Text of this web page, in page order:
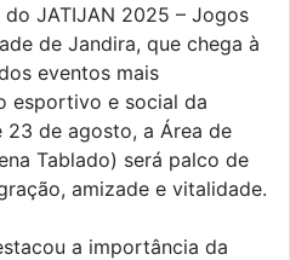
JATIJAN 2025 – Jogos
de Jandira, que chega à
eventos mais
esportivo e social da
23 de agosto, a Área de
Tablado) será palco de
amizade e vitalidade.
a importância da